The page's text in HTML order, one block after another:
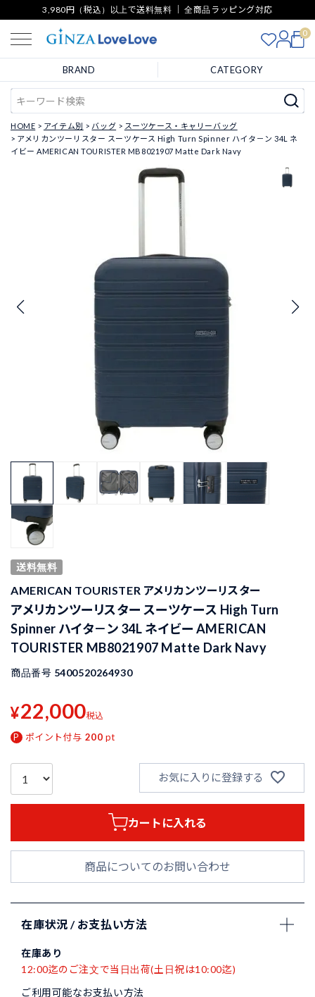
3,980円（税込）以上で送料無料 ｜ 全商品ラッピング対応
0
BRAND CATEGORY
HOME アイテム別 バッグ
スーツケース・キャリーバッグ
アメリカンツーリスター スーツケース High Turn Spinner ハイタ－ン 34L ネ
イビー AMERICAN TOURISTER MB8021907 Matte Dark Navy
送料無料
AMERICAN TOURISTER アメリカンツーリスター
アメリカンツーリスター スーツケース High Turn
Spinner ハイタ－ン 34L ネイビー AMERICAN
TOURISTER MB8021907 Matte Dark Navy
商品番号 5400520264930
¥22,000税込
ポイント付与 200 pt
お気に入りに登録する
カートに入れる
商品についてのお問い合わせ
在庫状況 / お支払い方法
在庫あり
12:00迄のご注文で当日出荷(土日祝は10:00迄)
ご利用可能なお支払い方法